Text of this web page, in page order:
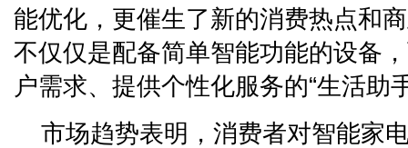
能优化，更催生了新的消费热点和
不仅仅是配备简单智能功能的设备
户需求、提供个性化服务的“生活助
市场趋势表明，消费者对智能家